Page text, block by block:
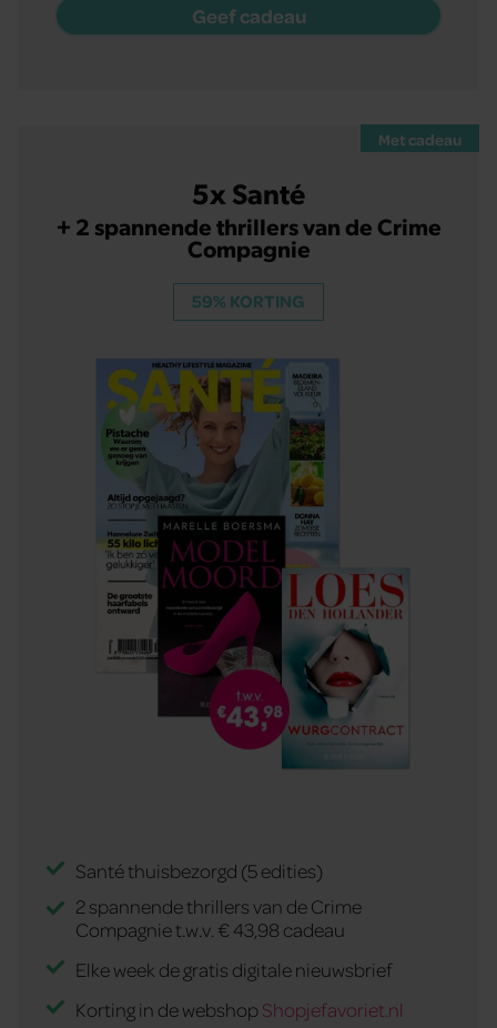
Geef cadeau
Met cadeau
5x Santé
+ 2 spannende thrillers van de Crime
Compagnie
59% KORTING
Santé thuisbezorgd (5 edities)
2 spannende thrillers van de Crime
Compagnie t.w.v. € 43,98 cadeau
Elke week de gratis digitale nieuwsbrief
Korting in de webshopShopjefavoriet.nl